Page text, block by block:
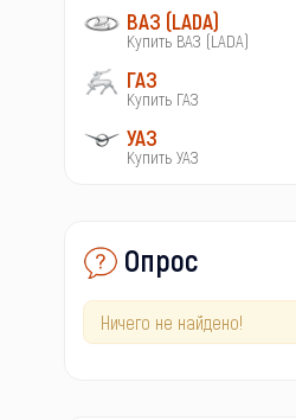
ВАЗ (LADA)
Купить ВАЗ (LADA)
ГАЗ
Купить ГАЗ
УАЗ
Купить УАЗ
Опрос
Ничего не найдено!